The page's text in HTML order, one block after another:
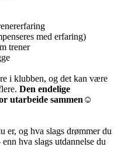
med erfaring)
trener
i klubben, og det kan være
Den endelige
utarbeide sammen☺
er, og hva slags drømmer du
hva slags utdannelse du